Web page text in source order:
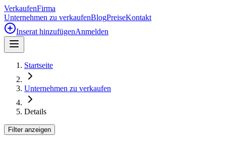
VerkaufenFirma
Unternehmen zu verkaufenBlogPreiseKontakt
Inserat hinzufügenAnmelden
Startseite
Unternehmen zu verkaufen
Details
Filter anzeigen